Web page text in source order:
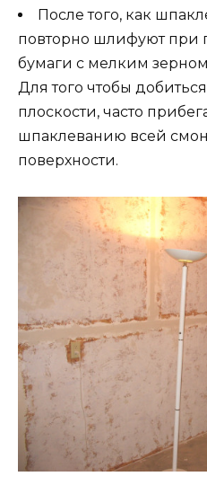
После того, как
повторно шлифуют
бумаги с мелким
Для того чтобы
плоскости, часто
шпаклеванию всей
поверхности.